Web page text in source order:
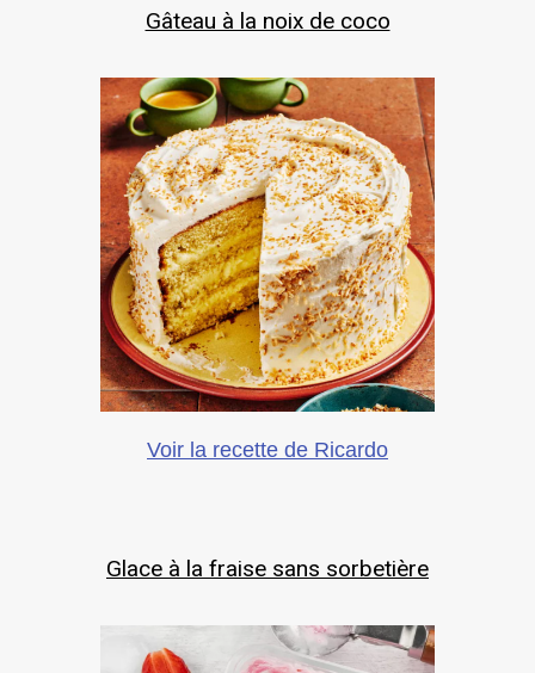
Gâteau à la noix de coco
Voir la recette de Ricardo
Glace à la fraise sans sorbetière